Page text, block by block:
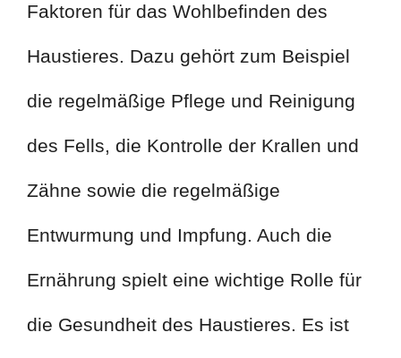
Faktoren für das Wohlbefinden des
Haustieres. Dazu gehört zum Beispiel
die regelmäßige Pflege und Reinigung
des Fells, die Kontrolle der Krallen und
Zähne sowie die regelmäßige
Entwurmung und Impfung. Auch die
Ernährung spielt eine wichtige Rolle für
die Gesundheit des Haustieres. Es ist